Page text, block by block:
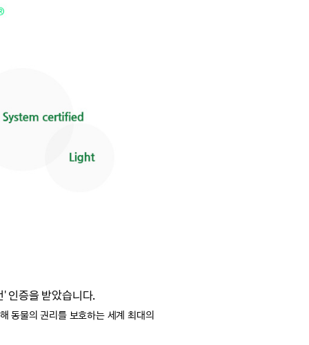
인증을 받았습니다.
해동물의 권리를 보호하는 세계 최대의